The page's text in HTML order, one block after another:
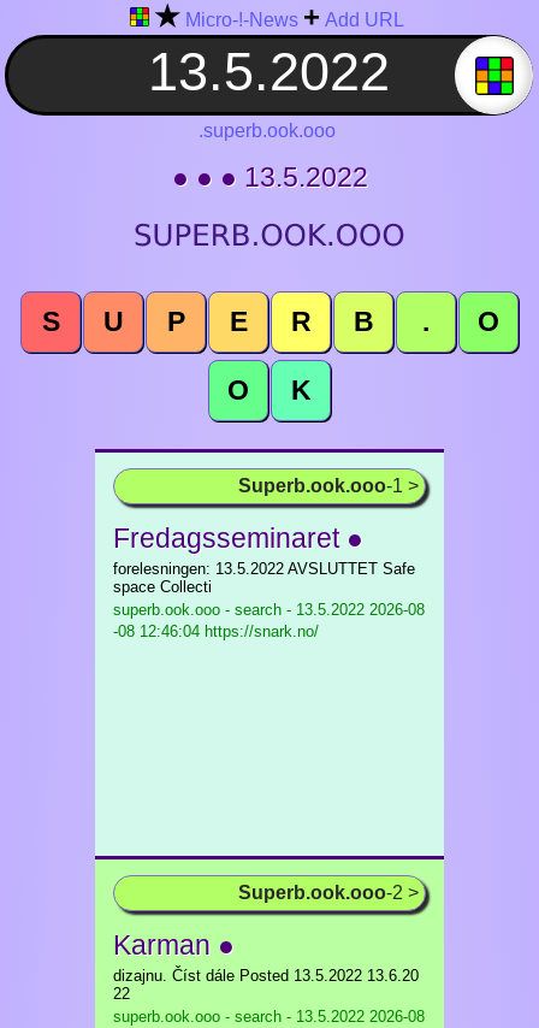
★ Micro-!-News + Add URL
.superb.ook.ooo
● ● ● 13.5.2022
S U P E R B . O
O K
Superb.ook.ooo-1 >
Fredagsseminaret ●
forelesningen: 13.5.2022 AVSLUTTET Safe
space Collecti
superb.ook.ooo - search - 13.5.2022 2026-08
-08 12:46:04 https://snark.no/
Superb.ook.ooo-2 >
Karman ●
dizajnu. Číst dále Posted 13.5.2022 13.6.20
22
superb.ook.ooo - search - 13.5.2022 2026-08